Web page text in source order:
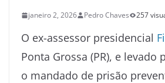
janeiro 2, 2026 Pedro Chaves 257
O ex-assessor presidencial
Ponta Grossa (PR), e
o mandado de prisão